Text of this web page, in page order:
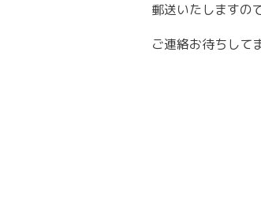
郵送いたしますの
ご連絡お待ちして